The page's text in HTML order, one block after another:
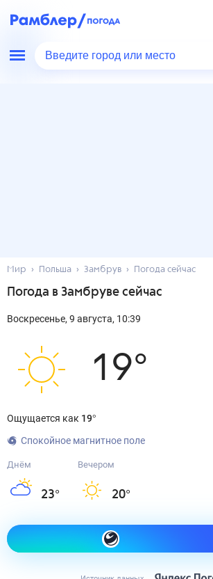
Введите город или место
Мир Польша Замбрув Погода сейчас
Погода в Замбруве сейчас
Воскресенье, 9 августа, 10:39
19°
Ощущается как 19°
Спокойное магнитное поле
Днём
23°
Вечером
20°
Как одеться сегодня